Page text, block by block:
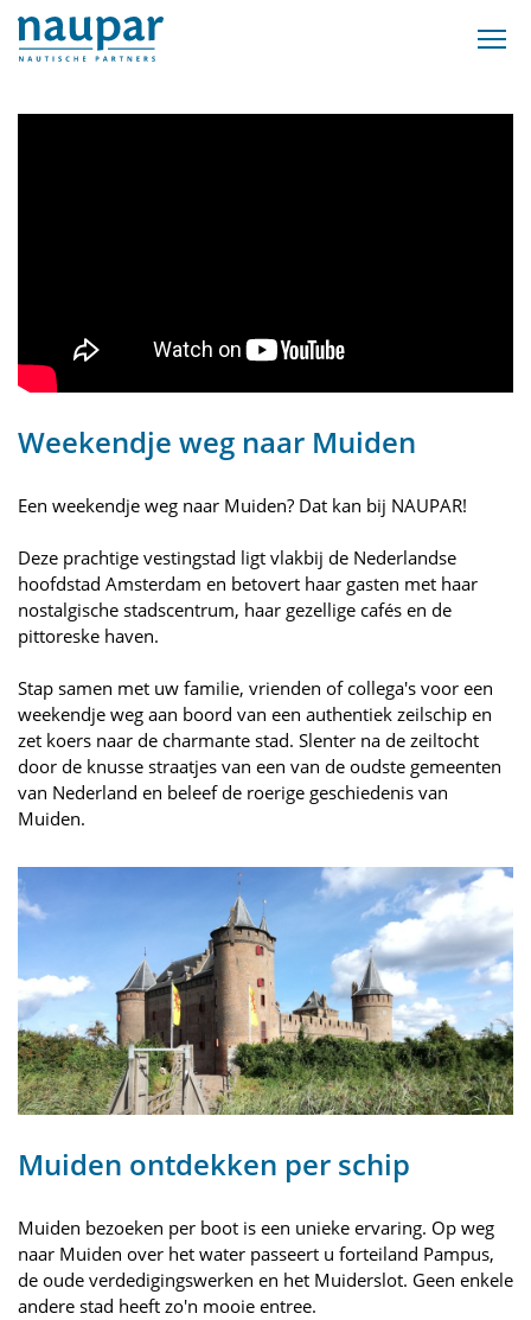
Weekendje weg naar Muiden
Een weekendje weg naar Muiden? Dat kan bij NAUPAR!
Deze prachtige vestingstad ligt vlakbij de Nederlandse
hoofdstad Amsterdam en betovert haar gasten met haar
nostalgische stadscentrum, haar gezellige cafés en de
pittoreske haven.
Stap samen met uw familie, vrienden of collega's voor een
weekendje weg aan boord van een authentiek zeilschip en
zet koers naar de charmante stad. Slenter na de zeiltocht
door de knusse straatjes van een van de oudste gemeenten
van Nederland en beleef de roerige geschiedenis van
Muiden.
Muiden ontdekken per schip
Muiden bezoeken per boot is een unieke ervaring. Op weg
naar Muiden over het water passeert u forteiland Pampus,
de oude verdedigingswerken en het Muiderslot. Geen enkele
andere stad heeft zo'n mooie entree.